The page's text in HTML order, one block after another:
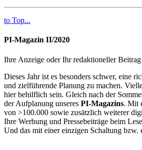
to Top...
PI-Magazin II/2020
Ihre Anzeige oder Ihr redaktioneller Beitrag
Dieses Jahr ist es besonders schwer, eine
und zielführende Planung zu machen.
hier behilflich sein. Gleich nach der
der Aufplanung unseres PI-Magazins. Mit
von >100.000 sowie zusätzlich weiterer
Ihre Werbung und Pressebeiträge beim
Und das mit einer einzigen Schaltung bzw.